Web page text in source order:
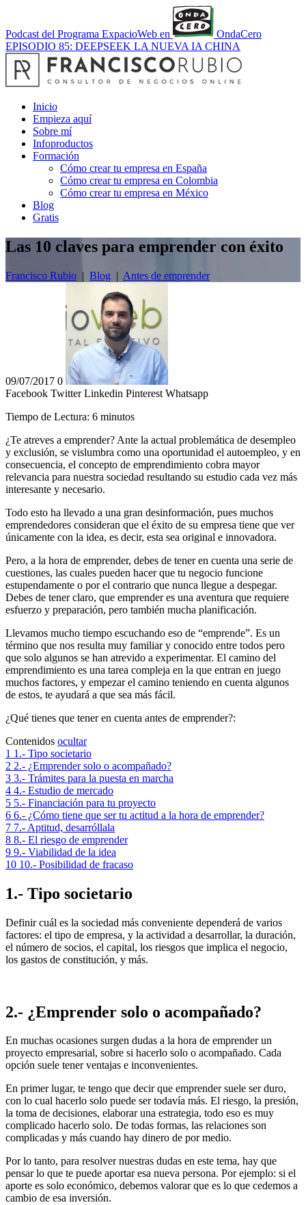
Podcast del Programa ExpacioWeb en
OndaCero
EPISODIO 85: DEEPSEEK LA NUEVA IA CHINA
Inicio
Empieza aquí
Sobre mí
Infoproductos
Formación
Cómo crear tu empresa en España
Cómo crear tu empresa en Colombia
Cómo crear tu empresa en México
Blog
Gratis
Las 10 claves para emprender con éxito
Francisco Rubio | Blog | Antes de emprender
09/07/2017 0
Facebook Twitter Linkedin Pinterest Whatsapp
Tiempo de Lectura: 6 minutos
¿Te atreves a emprender? Ante la actual problemática de desempleo
y exclusión, se vislumbra como una oportunidad el autoempleo, y en
consecuencia, el concepto de emprendimiento cobra mayor
relevancia para nuestra sociedad resultando su estudio cada vez más
interesante y necesario.
Todo esto ha llevado a una gran desinformación, pues muchos
emprendedores consideran que el éxito de su empresa tiene que ver
únicamente con la idea, es decir, esta sea original e innovadora.
Pero, a la hora de emprender, debes de tener en cuenta una serie de
cuestiones, las cuales pueden hacer que tu negocio funcione
estupendamente o por el contrario que nunca llegue a despegar.
Debes de tener claro, que emprender es una aventura que requiere
esfuerzo y preparación, pero también mucha planificación.
Llevamos mucho tiempo escuchando eso de “emprende”. Es un
término que nos resulta muy familiar y conocido entre todos pero
que solo algunos se han atrevido a experimentar. El camino del
emprendimiento es una tarea compleja en la que entran en juego
muchos factores, y empezar el camino teniendo en cuenta algunos
de estos, te ayudará a que sea más fácil.
¿Qué tienes que tener en cuenta antes de emprender?:
Contenidos ocultar
1 1.- Tipo societario
2 2.- ¿Emprender solo o acompañado?
3 3.- Trámites para la puesta en marcha
4 4.- Estudio de mercado
5 5.- Financiación para tu proyecto
6 6.- ¿Cómo tiene que ser tu actitud a la hora de emprender?
7 7.- Aptitud, desarróllala
8 8.- El riesgo de emprender
9 9.- Viabilidad de la idea
10 10.- Posibilidad de fracaso
1.- Tipo societario
Definir cuál es la sociedad más conveniente dependerá de varios
factores: el tipo de empresa, y la actividad a desarrollar, la duración,
el número de socios, el capital, los riesgos que implica el negocio,
los gastos de constitución, y más.
2.- ¿Emprender solo o acompañado?
En muchas ocasiones surgen dudas a la hora de emprender un
proyecto empresarial, sobre si hacerlo solo o acompañado. Cada
opción suele tener ventajas e inconvenientes.
En primer lugar, te tengo que decir que emprender suele ser duro,
con lo cual hacerlo solo puede ser todavía más. El riesgo, la presión,
la toma de decisiones, elaborar una estrategia, todo eso es muy
complicado hacerlo solo. De todas formas, las relaciones son
complicadas y más cuando hay dinero de por medio.
Por lo tanto, para resolver nuestras dudas en este tema, hay que
pensar lo que te puede aportar esa nueva persona. Por ejemplo: si el
aporte es solo económico, debemos valorar que es lo que cedemos a
cambio de esa inversión.